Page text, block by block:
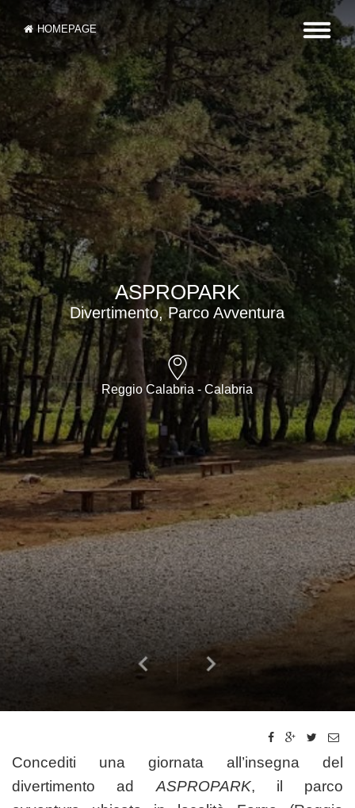
HOMEPAGE
ASPROPARK
Divertimento, Parco Avventura
Reggio Calabria - Calabria
Concediti una giornata all’insegna del
divertimento ad ASPROPARK, il parco